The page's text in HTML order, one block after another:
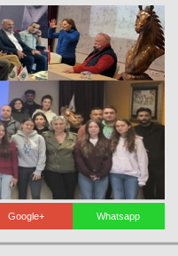
Google+ Whatsapp
VİDEO GALERİ
KÜNYE
İLETİŞİM